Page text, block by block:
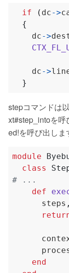
if ( dc->
{
    dc
->
    dc
->
}
stepコマンドは
xt#step_intoを
ed!を呼び出しま
module
class
# ...
def
      steps
,
end